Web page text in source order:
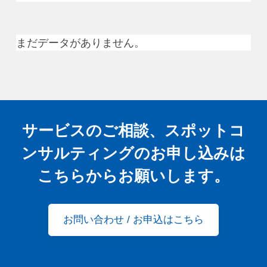
まだデータがありません。
サービスのご相談、スポットコ
ンサルティングのお申し込みは
こちらからお願いします。
お問い合わせ / お申込はこちら